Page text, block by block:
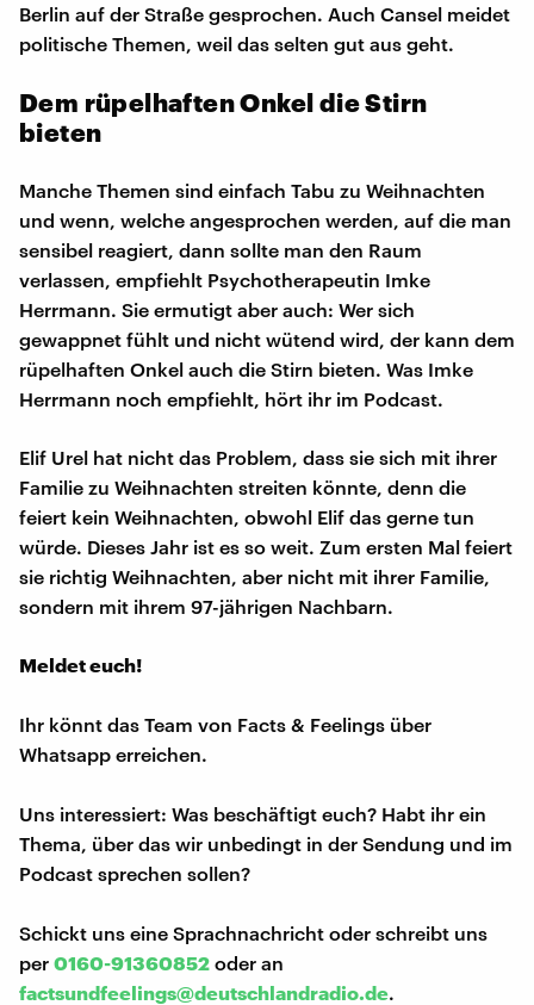
Berlin auf der Straße gesprochen. Auch Cansel meidet
politische Themen, weil das selten gut aus geht.
Dem rüpelhaften Onkel die Stirn
bieten
Manche Themen sind einfach Tabu zu Weihnachten
und wenn, welche angesprochen werden, auf die man
sensibel reagiert, dann sollte man den Raum
verlassen, empfiehlt Psychotherapeutin Imke
Herrmann. Sie ermutigt aber auch: Wer sich
gewappnet fühlt und nicht wütend wird, der kann dem
rüpelhaften Onkel auch die Stirn bieten. Was Imke
Herrmann noch empfiehlt, hört ihr im Podcast.
Elif Urel hat nicht das Problem, dass sie sich mit ihrer
Familie zu Weihnachten streiten könnte, denn die
feiert kein Weihnachten, obwohl Elif das gerne tun
würde. Dieses Jahr ist es so weit. Zum ersten Mal feiert
sie richtig Weihnachten, aber nicht mit ihrer Familie,
sondern mit ihrem 97-jährigen Nachbarn.
Meldet euch!
Ihr könnt das Team von Facts & Feelings über
Whatsapp erreichen.
Uns interessiert: Was beschäftigt euch? Habt ihr ein
Thema, über das wir unbedingt in der Sendung und im
Podcast sprechen sollen?
Schickt uns eine Sprachnachricht oder schreibt uns
per 0160-91360852 oder an
factsundfeelings@deutschlandradio.de.